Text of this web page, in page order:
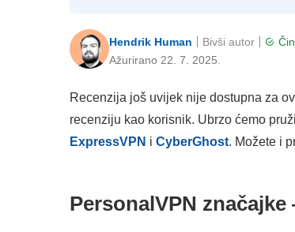
Hendrik Human
Ažurirano 22. 7. 2025.
Bivši autor
Recenzija još uvijek nije dostupna za
recenziju kao korisnik. Ubrzo ćemo
ExpressVPN i CyberGhost. Možete i
PersonalVPN